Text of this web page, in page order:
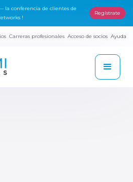
la conferencia de clientes de
!
Regístrate
Carreras profesionales Acceso de socios Ayuda